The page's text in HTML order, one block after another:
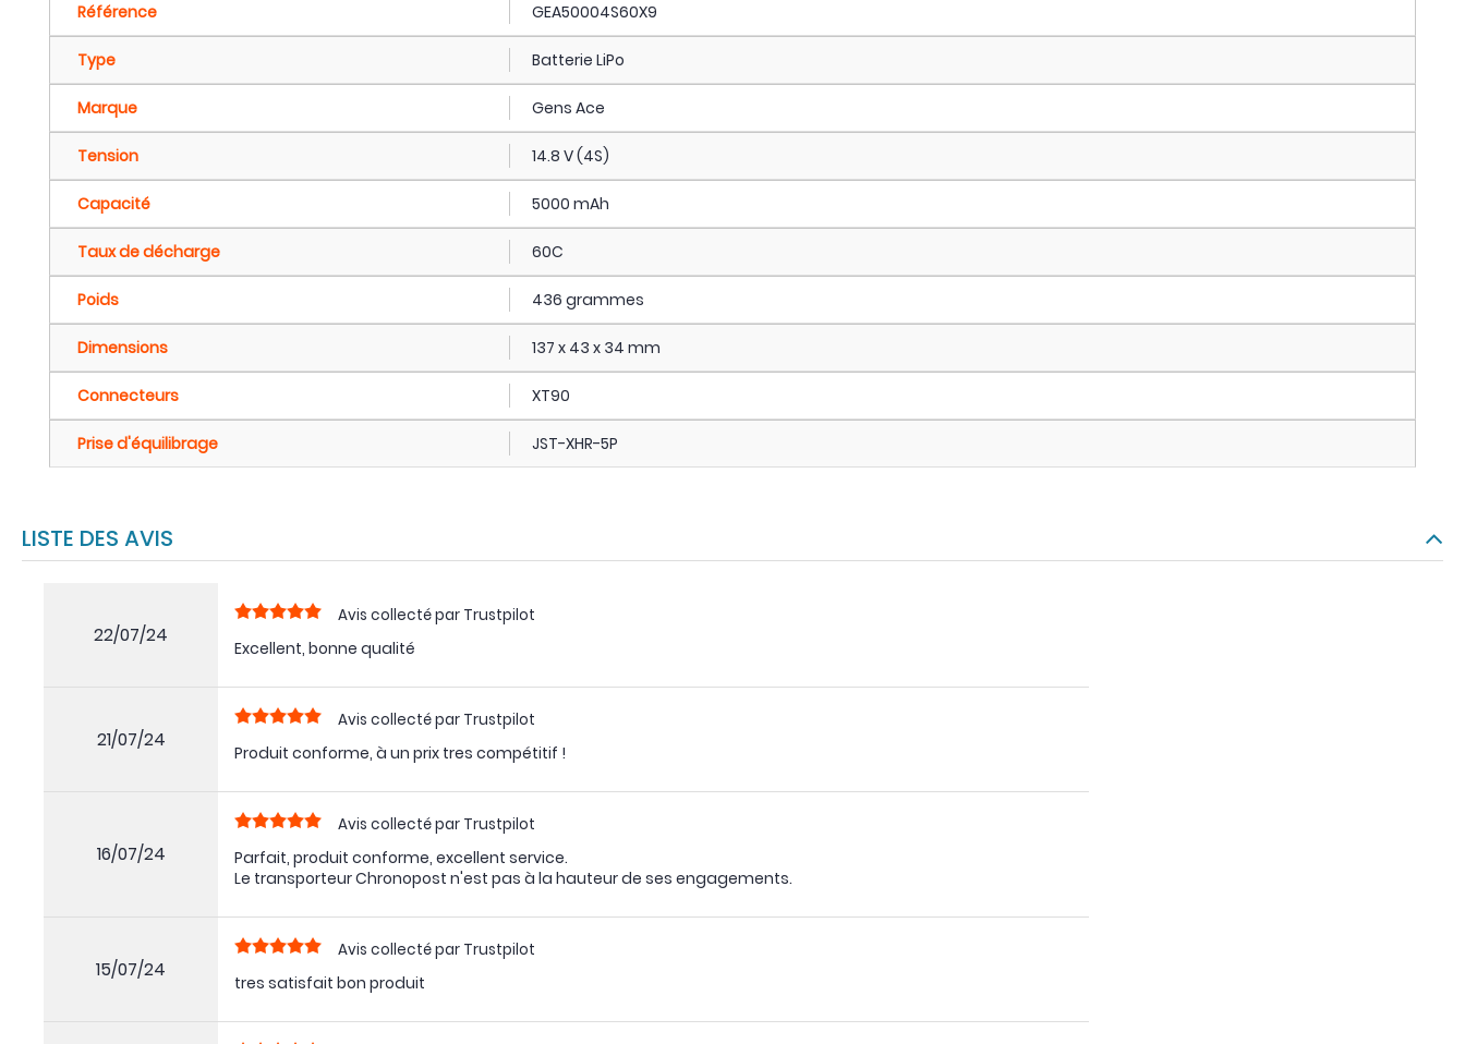
Référence GEA50004S60X9
Type Batterie LiPo
Marque Gens Ace
Tension 14.8 V (4S)
Capacité 5000 mAh
Taux de décharge 60C
Poids 436 grammes
Dimensions 137 x 43 x 34 mm
Connecteurs XT90
Prise d'équilibrage JST-XHR-5P
LISTE DES AVIS
22/07/24
Avis collecté par Trustpilot
Excellent, bonne qualité
21/07/24
Avis collecté par Trustpilot
Produit conforme, à un prix tres compétitif !
16/07/24
Avis collecté par Trustpilot
Parfait, produit conforme, excellent service.
Le transporteur Chronopost n'est pas à la hauteur de ses engagements.
15/07/24
Avis collecté par Trustpilot
tres satisfait bon produit